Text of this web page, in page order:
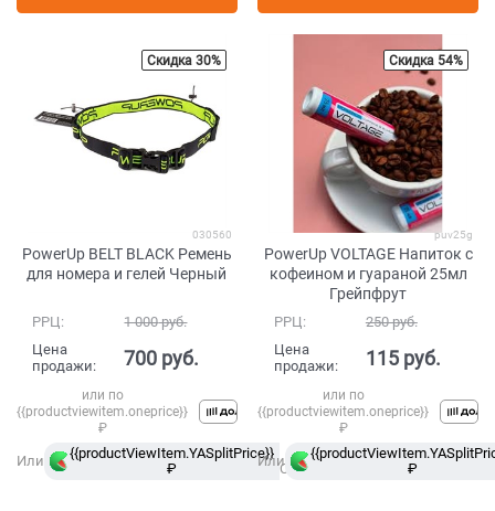
Скидка 30%
030560
PowerUp BELT BLACK Ремень
для номера и гелей Черный
РРЦ: 1 000 руб.
Цена
продажи:
700 руб.
или по
{{productviewitem.oneprice}}
₽
Или
{{productViewItem.YASplitPrice}}
₽
в
Сплит
Скидка 54%
puv25g
PowerUp VOLTAGE Напиток с
кофеином и гуараной 25мл
Грейпфрут
РРЦ: 250 руб.
Цена
продажи:
115 руб.
или по
{{productviewitem.oneprice}}
₽
Или
₽